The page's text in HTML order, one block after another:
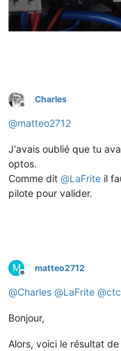
Offline
Charles
@matteo2712
J'avais oublié que tu
optos.
Comme dit @LaFrite il
pilote pour valider.
M
Offline
matteo2712
@Charles @LaFrite @
Bonjour,
Alors, voici le résultat